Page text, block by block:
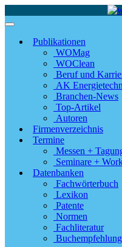
Publikationen
WOMag
WOClean
Beruf und
AK
Branchen-News
Top-Artikel
Autoren
Firmenverzeichnis
Termine
Messen +
Seminare +
Datenbanken
Fachwörterbuch
Lexikon
Patente
Normen
Fachliteratur